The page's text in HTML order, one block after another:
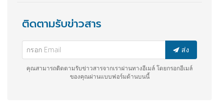
ติดตามรับข่าวสาร
ส่ง
คุณสามารถติดตามรับข่าวสารจากเราผ่านทางอีเมล์ โดยกรอกอีเมล์
ของคุณผ่านแบบฟอร์มด้านบนนี้